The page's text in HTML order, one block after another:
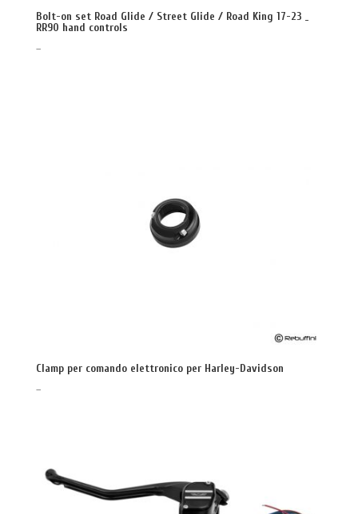
Bolt-on set Road Glide / Street Glide / Road King 17-23 _
RR90 hand controls
–
Clamp per comando elettronico per Harley-Davidson
–